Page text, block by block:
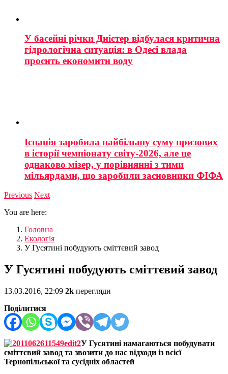
У басейні річки Дністер відбулася критична
гідрологічна ситуація: в Одесі влада
просить економити воду
Іспанія заробила найбільшу суму призових
в історії чемпіонату світу-2026, але це
однаково мізер, у порівнянні з тими
мільярдами, що заробили засновники ФІФА
Previous Next
You are here:
Головна
Екологія
У Гусятині побудують сміттєвий завод
У Гусятині побудують сміттєвий завод
13.03.2016, 22:09 2k перегляди
Поділитися
У Гусятині намагаються побудувати
сміттєвий завод та звозити до нас відходи із всієї
Тернопільської та сусідніх областей